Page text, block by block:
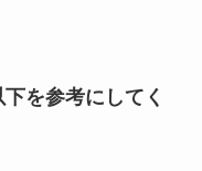
を参考にしてく